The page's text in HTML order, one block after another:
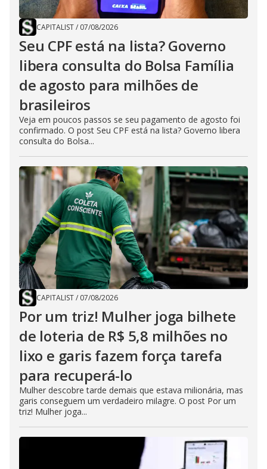
CAPITALIST/ 07/08/2026
Seu CPF está na lista? Governo
libera consulta do Bolsa Família
de agosto para milhões de
brasileiros
Veja em poucos passos se seu pagamento de agosto foi
confirmado. O post Seu CPF está na lista? Governo libera
consulta do Bolsa...
CAPITALIST/ 07/08/2026
Por um triz! Mulher joga bilhete
de loteria de R$ 5,8 milhões no
lixo e garis fazem força tarefa
para recuperá-lo
Mulher descobre tarde demais que estava milionária, mas
garis conseguem um verdadeiro milagre. O post Por um
triz! Mulher joga...